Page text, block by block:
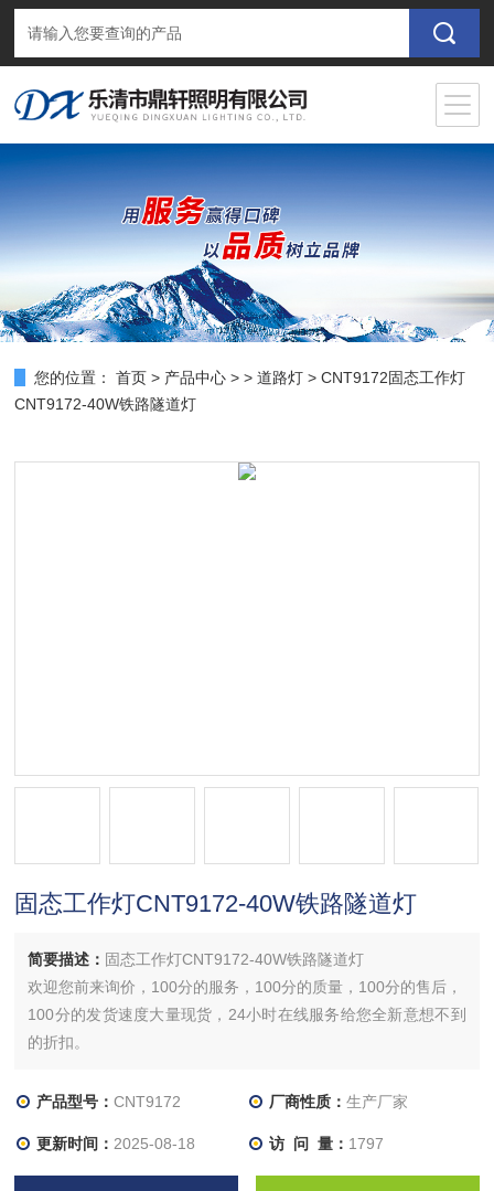
您的位置： 首页 > 产品中心 > >道路灯 > CNT9172固态工作灯
CNT9172-40W铁路隧道灯
固态工作灯CNT9172-40W铁路隧道灯
简要描述： 固态工作灯CNT9172-40W铁路隧道灯
欢迎您前来询价，100分的服务，100分的质量，100分的售后，
100分的发货速度大量现货，24小时在线服务给您全新意想不到
的折扣。
产品型号：CNT9172 厂商性质： 生产厂家
更新时间： 2025-08-18 访 问 量： 1797